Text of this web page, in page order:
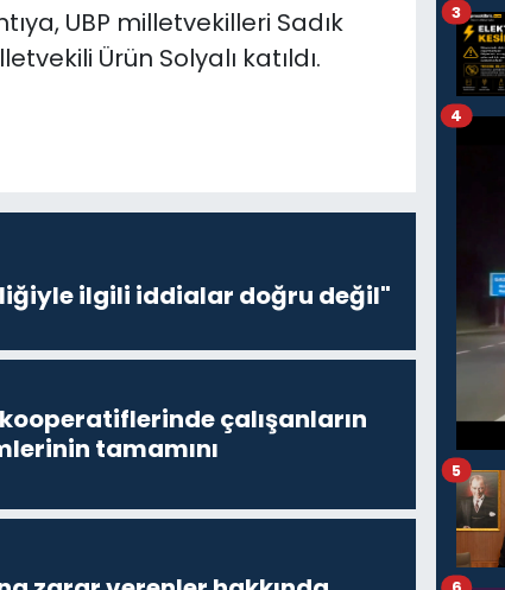
UBP milletvekilleri Sadık
Ürün Solyalı katıldı.
ilgili iddialar doğru değil"
çalışanların
tamamını
3
4
5